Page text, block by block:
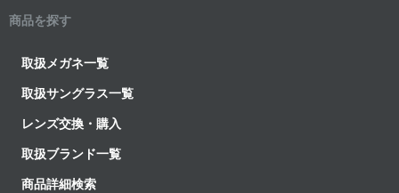
商品を探す
取扱メガネ一覧
取扱サングラス一覧
レンズ交換・購入
取扱ブランド一覧
商品詳細検索